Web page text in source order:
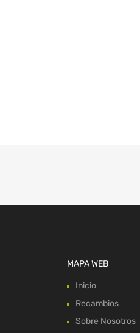
MAPA WEB
Inicio
Recambios
Sobre Nosotros